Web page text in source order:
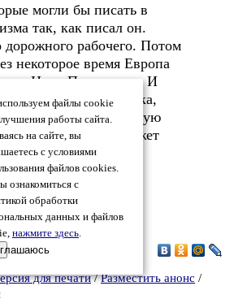
могли бы писать в
так, как писал он.
рабочего. Потом
некоторое время Европа
имя Нико Пиросмани. И
творческого чудака,
осыпавший его бедную
сразу затихает? Может
, 2023
№223100200814
для печати/Разместить анонс /
файлы cookie
работы сайта.
на сайте, вы
с условиями
файлов cookies.
ознакомиться с
обработки
данных и файлов
нажмите здесь.